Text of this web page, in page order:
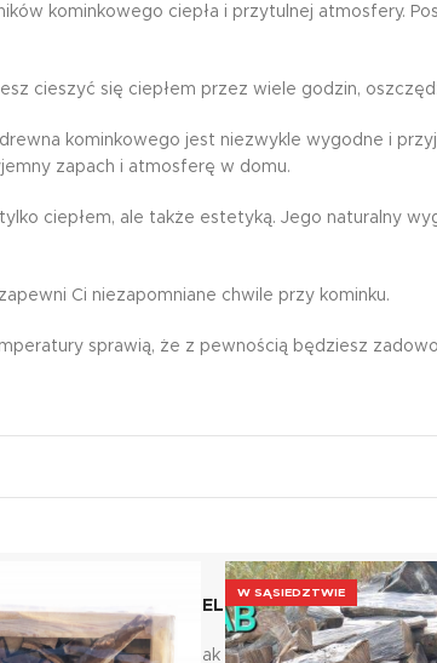
kominkowego ciepła i przytulnej atmosfery.
cieszyć się ciepłem przez wiele godzin,
kominkowego jest niezwykle wygodne i
zapach i atmosferę w domu.
ciepłem, ale także estetyką. Jego naturalny
Ci niezapomniane chwile przy kominku.
sprawią, że z pewnością będziesz
W SĄSIEDZTWIE
POMOC TELEFONICZNA
Nie wesz jak zamówić?